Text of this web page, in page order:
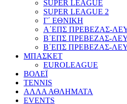
SUPER LEAGUE
SUPER LEAGUE 2
Γ΄ ΕΘΝΙΚΗ
Α΄ΕΠΣ ΠΡΕΒΕΖΑΣ-
Β΄ΕΠΣ ΠΡΕΒΕΖΑΣ-
Β΄ΕΠΣ ΠΡΕΒΕΖΑΣ-
ΜΠΑΣΚΕΤ
EUROLEAGUE
ΒΟΛΕΪ
TENNIS
ΑΛΛΑ ΑΘΛΗΜΑΤΑ
EVENTS